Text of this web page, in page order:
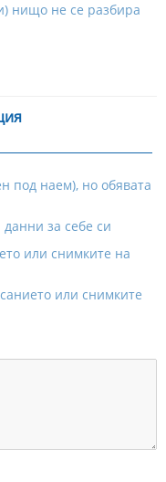
нищо не се разбира
под наем), но обявата
за себе си
или снимките на
или снимките